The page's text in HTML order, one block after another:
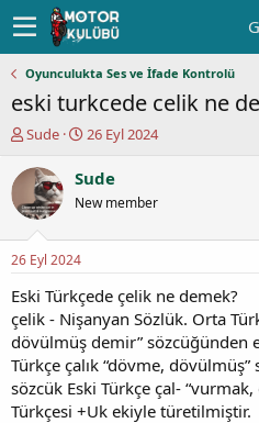
Oyunculukta Ses ve İfade Kontrolü
eski turkcede celik ne
K
n
y
b
a
ş
a
t
a
n
Sude
B
ş
a
ç
a
r
i
h
i
26 Eyl 2024
Sude
New member
26 Eyl 2024
Eski Türkçede çelik ne demek?
çelik - Nişanyan Sözlük. Orta
dövülmüş demir” sözcüğünden
Türkçe çalık “dövme,
sözcük Eski Türkçe çal-
Türkçesi +Uk ekiyle türetilmiştir.